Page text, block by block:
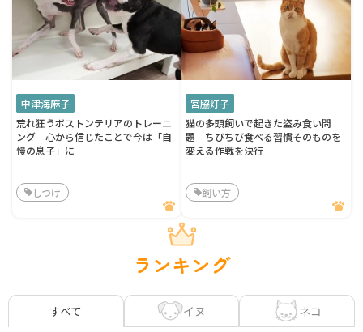
中津海麻子
荒れ狂うボストンテリアのトレーニ
ング 心から信じたことで今は「自
慢の息子」に
しつけ
宮脇灯子
猫の多頭飼いで起きた盗み食い問
題 ちびちび食べる習慣そのものを
変える作戦を決行
飼い方
ランキング
すべて イヌ ネコ